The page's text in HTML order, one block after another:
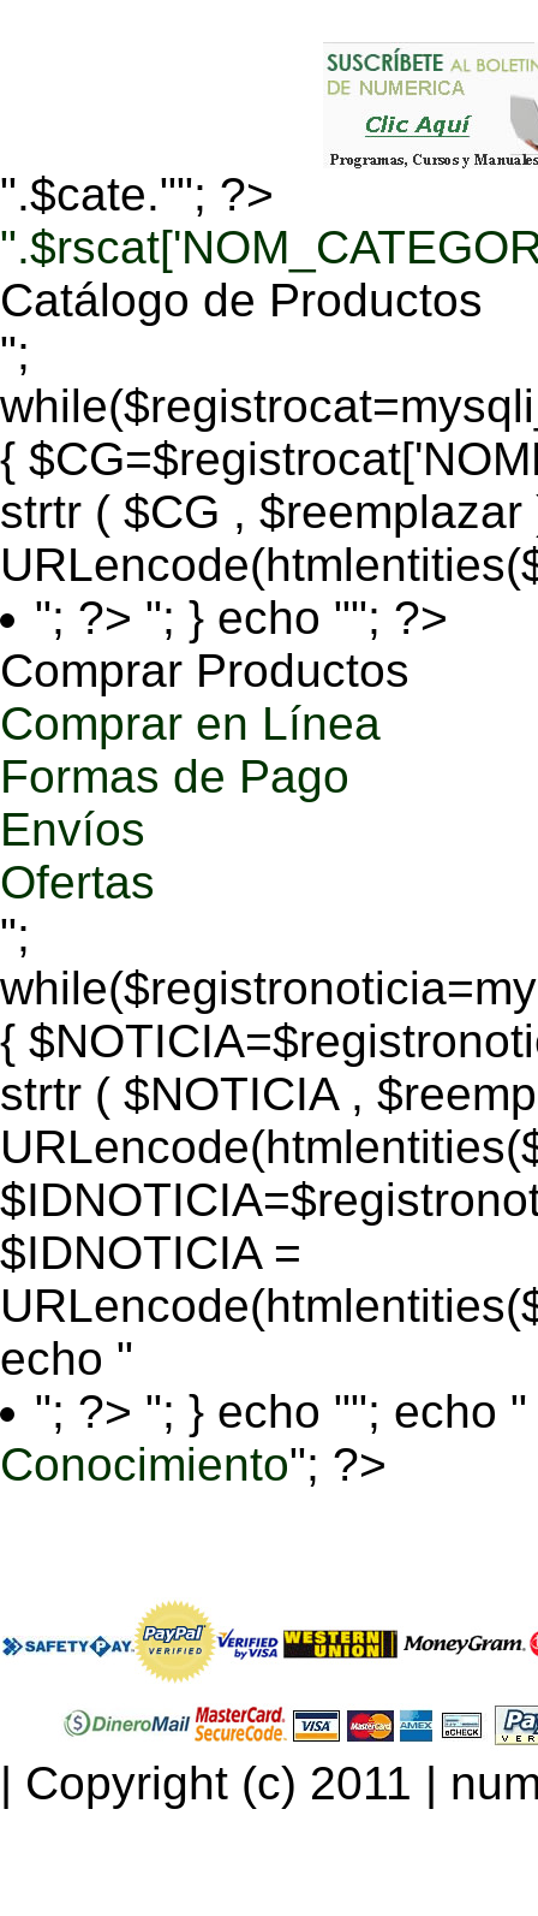
".$cate.""; ?>
Catálogo de Productos
";
{
strtr ( $CG , $reemplazar
"; ?> "; } echo ""; ?>
Comprar Productos
Comprar en Línea
Formas de Pago
Envíos
Ofertas
";
{
strtr ( $NOTICIA ,
$IDNOTICIA =
echo "
"; ?> "; } echo ""; echo "
Conocimiento"; ?>
| Copyright (c) 2011 |